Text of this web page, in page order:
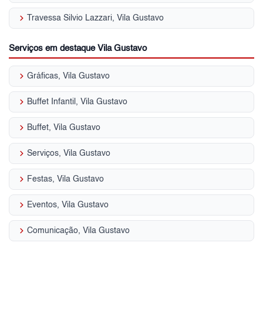
keyboard_arrow_right Travessa Silvio Lazzari, Vila Gustavo
Serviços em destaque Vila Gustavo
keyboard_arrow_right Gráficas, Vila Gustavo
keyboard_arrow_right Buffet Infantil, Vila Gustavo
keyboard_arrow_right Buffet, Vila Gustavo
keyboard_arrow_right Serviços, Vila Gustavo
keyboard_arrow_right Festas, Vila Gustavo
keyboard_arrow_right Eventos, Vila Gustavo
keyboard_arrow_right Comunicação, Vila Gustavo